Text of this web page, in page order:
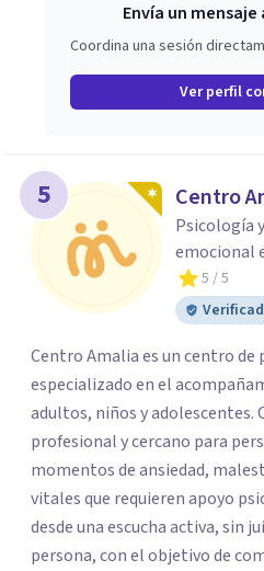
Envía un
Coordina una sesión
Ver perfil
5 Centro
Psicología
emocional
5 / 5
Centro Amalia es un centro de
especializado en el
adultos, niños y adolescentes.
profesional y cercano para
momentos de ansiedad,
vitales que requieren apoyo psicológico. El
desde una escucha activa, sin
persona, con el objetivo de